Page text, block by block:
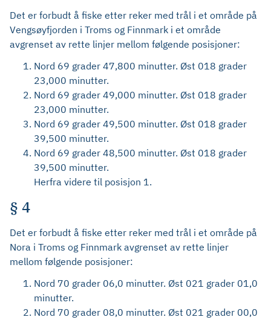
Det er forbudt å fiske etter reker med trål i et område på
Vengsøyfjorden i Troms og Finnmark i et område
avgrenset av rette linjer mellom følgende posisjoner:
Nord 69 grader 47,800 minutter. Øst 018 grader
23,000 minutter.
Nord 69 grader 49,000 minutter. Øst 018 grader
23,000 minutter.
Nord 69 grader 49,500 minutter. Øst 018 grader
39,500 minutter.
Nord 69 grader 48,500 minutter. Øst 018 grader
39,500 minutter.
Herfra videre til posisjon 1.
§ 4
Det er forbudt å fiske etter reker med trål i et område på
Nora i Troms og Finnmark avgrenset av rette linjer
mellom følgende posisjoner:
Nord 70 grader 06,0 minutter. Øst 021 grader 01,0
minutter.
Nord 70 grader 08,0 minutter. Øst 021 grader 00,0